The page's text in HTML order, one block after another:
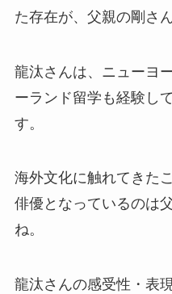
た存在が、父親の剛さん
龍汰さんは、ニューヨ
ーランド留学も経験し
す。
海外文化に触れてきた
俳優となっているのは
ね。
龍汰さんの感受性・表